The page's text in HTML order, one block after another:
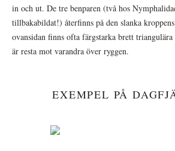
in och ut. De tre benparen (två hos
tillbakabildat!) återfinns på den slanka
ovansidan finns ofta färgstarka brett
är resta mot varandra över ryggen.
EXEMPEL PÅ